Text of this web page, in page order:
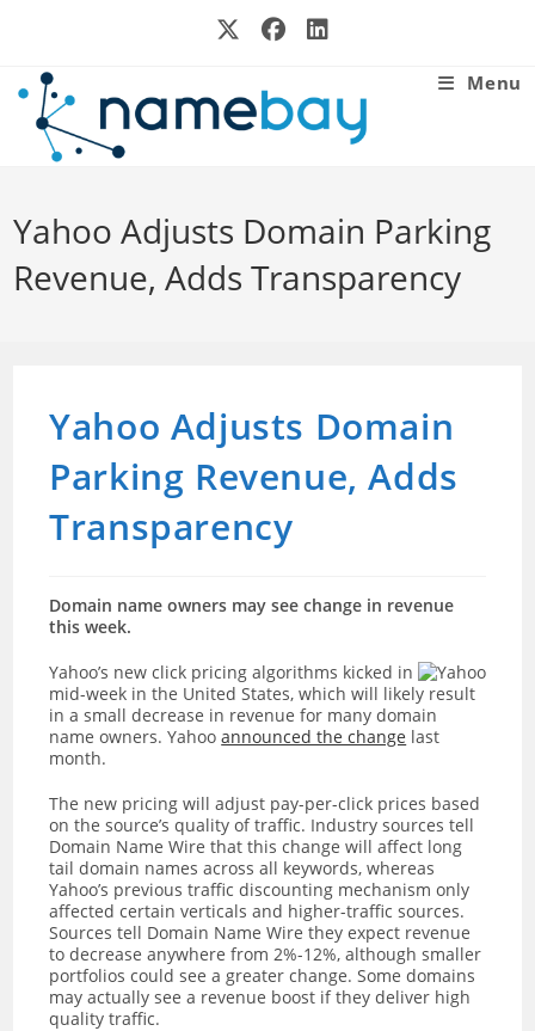
Menu
Yahoo Adjusts Domain Parking
Revenue, Adds Transparency
Yahoo Adjusts Domain
Parking Revenue, Adds
Transparency
Domain name owners may see change in revenue
this week.
Yahoo’s new click pricing algorithms kicked in
mid-week in the United States, which will likely result
in a small decrease in revenue for many domain
name owners. Yahooannounced the change last
month.
The new pricing will adjust pay-per-click prices based
on the source’s quality of traffic. Industry sources tell
Domain Name Wire that this change will affect long
tail domain names across all keywords, whereas
Yahoo’s previous traffic discounting mechanism only
affected certain verticals and higher-traffic sources.
Sources tell Domain Name Wire they expect revenue
to decrease anywhere from 2%-12%, although smaller
portfolios could see a greater change. Some domains
may actually see a revenue boost if they deliver high
quality traffic.